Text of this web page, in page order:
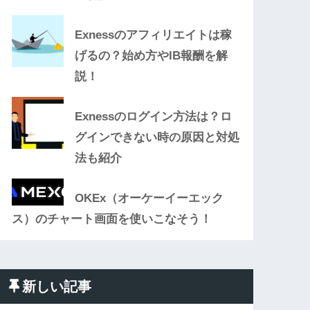
Exnessのアフィリエイトは稼
げるの？始め方やIB報酬を解
説！
Exnessのログイン方法は？ロ
グインできない時の原因と対処
法も紹介
OKEx（オーケーイーエック
ス）のチャート画面を使いこなそう！
新しい記事